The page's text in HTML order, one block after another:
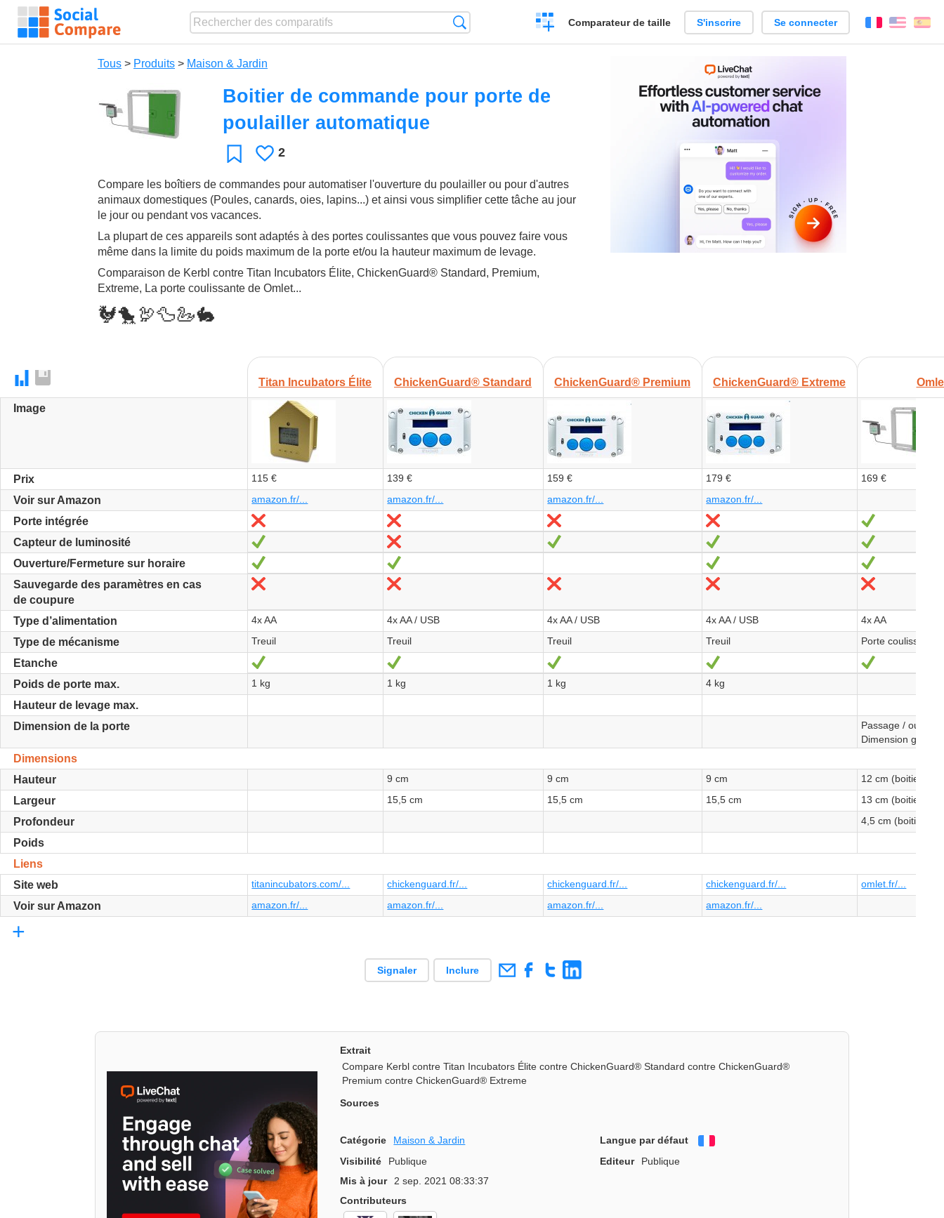
Créer
un
Comparateur de taille S'inscrire Se connecter FrançaisEnglish
Tous > Produits > Maison & Jardin
Boitier de commande pour porte de
poulailler automatique
Favori J'aime
2
Compare les boîtiers de commandes pour automatiser l'ouverture du poulailler ou pour d'autres
animaux domestiques (Poules, canards, oies, lapins...) et ainsi vous simplifier cette tâche au jour
le jour ou pendant vos vacances.
La plupart de ces appareils sont adaptés à des portes coulissantes que vous pouvez faire vous
même dans la limite du poids maximum de la porte et/ou la hauteur maximum de levage.
Comparaison de Kerbl contre Titan Incubators Élite, ChickenGuard® Standard, Premium,
Extreme, La porte coulissante de Omlet...
🐓🐤🦃🦆🦢🐇
Titan Incubators Élite ChickenGuard® Standard ChickenGuard® Premium ChickenGuard® Extreme
Image
Prix 115 € 139 € 159 € 179 € 169 €
Voir sur Amazon amazon.fr/... amazon.fr/... amazon.fr/... amazon.fr/...
Porte intégrée Non Non Non Non Oui
Capteur de luminosité Non
Ouverture/Fermeture sur horaire Oui Oui Oui Oui
Sauvegarde des paramètres en cas
de coupure
Non Non Non Non Non
Type d’alimentation 4x AA 4x AA / USB 4x AA / USB 4x AA / USB 4x AA
Type de mécanisme Treuil Treuil Treuil Treuil Porte coulissante
Etanche Oui Oui Oui Oui Oui
Poids de porte max. 1 kg 1 kg 1 kg 4 kg
Hauteur de levage max.
Dimension de la porte
Passage /
Dimension
Dimensions
Hauteur
9 cm 9 cm 9 cm 12 cm (boitier de
Largeur 15,5 cm 15,5 cm 15,5 cm 13 cm (boitier de
Profondeur 4,5 cm (boitier de
Poids
Liens
Site web
titanincubators.com/... chickenguard.fr/... chickenguard.fr/... chickenguard.fr/... omlet.fr/...
Voir sur Amazon amazon.fr/... amazon.fr/... amazon.fr/... amazon.fr/...
+
+
Signaler Inclure
Extrait
Compare Kerbl contre Titan Incubators Élite contre ChickenGuard® Standard contre ChickenGuard®
Premium contre ChickenGuard® Extreme
Sources
Catégorie Maison & Jardin Langue par défaut
Français
Visibilité
Publique Editeur
Publique
Mis à jour
2 sep. 2021 08:33:37
Contributeurs